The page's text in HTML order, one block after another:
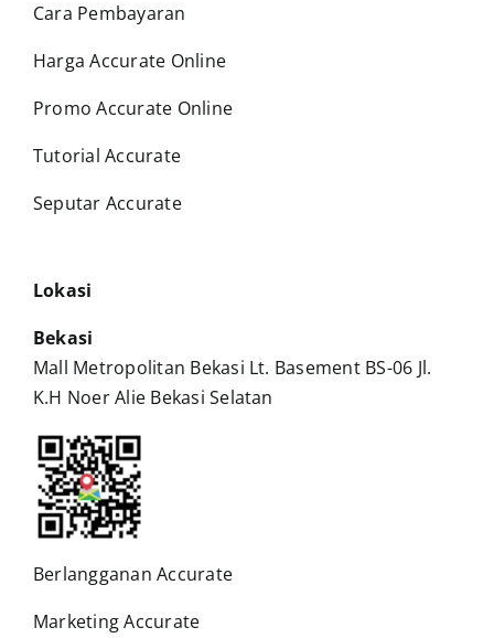
Cara Pembayaran
Harga Accurate Online
Promo Accurate Online
Tutorial Accurate
Seputar Accurate
Lokasi
Bekasi
Mall Metropolitan Bekasi Lt. Basement BS-06 Jl.
K.H Noer Alie Bekasi Selatan
Berlangganan Accurate
Marketing Accurate